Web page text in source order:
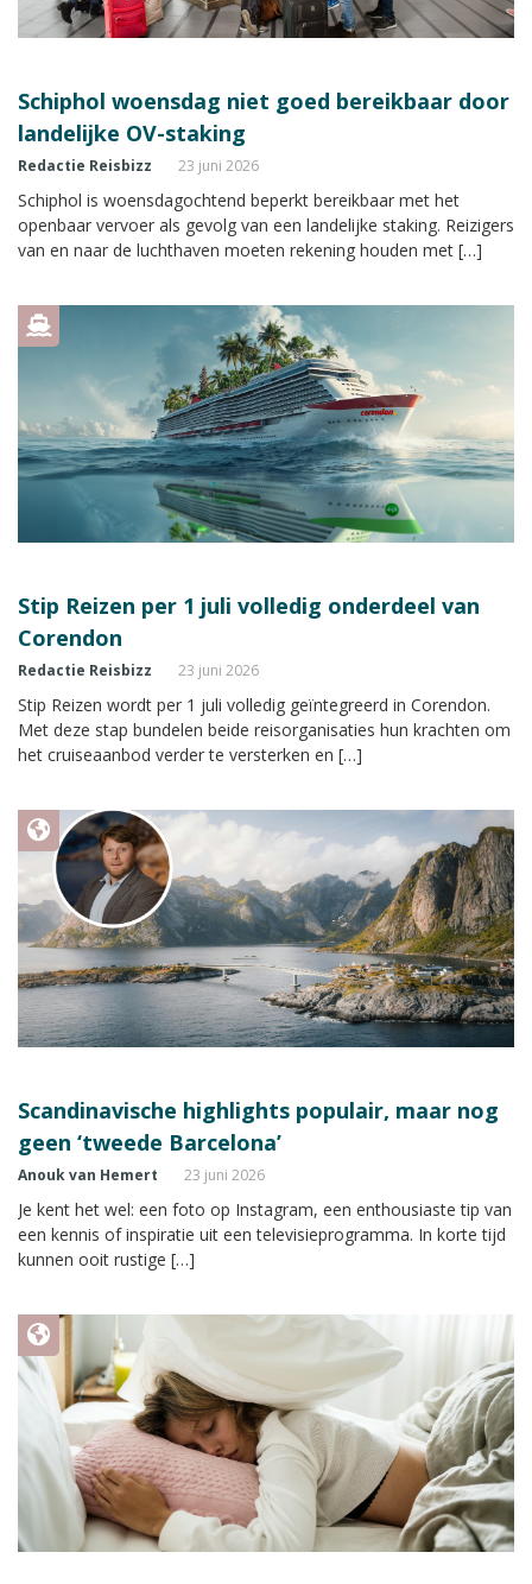
Schiphol woensdag niet goed bereikbaar door
landelijke OV-staking
Redactie Reisbizz 23 juni 2026
Schiphol is woensdagochtend beperkt bereikbaar met het
openbaar vervoer als gevolg van een landelijke staking. Reizigers
van en naar de luchthaven moeten rekening houden met […]
Stip Reizen per 1 juli volledig onderdeel van
Corendon
Redactie Reisbizz 23 juni 2026
Stip Reizen wordt per 1 juli volledig geïntegreerd in Corendon.
Met deze stap bundelen beide reisorganisaties hun krachten om
het cruiseaanbod verder te versterken en […]
Scandinavische highlights populair, maar nog
geen ‘tweede Barcelona’
Anouk van Hemert 23 juni 2026
Je kent het wel: een foto op Instagram, een enthousiaste tip van
een kennis of inspiratie uit een televisieprogramma. In korte tijd
kunnen ooit rustige […]